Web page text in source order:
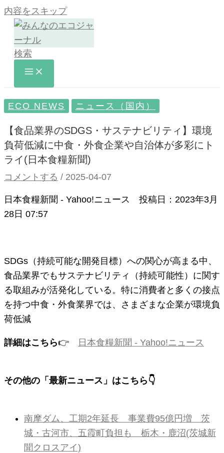
内容をスキップ
検索
ECO NEWS ニュース（国内）
【食品業界のSDGS・サステナビリティ】環境
負荷低減に中食・外食企業や自治体が多彩にト
ライ(日本食糧新聞)
コメントする / 2025-04-07
日本食糧新聞 - Yahoo!ニュース 投稿日： 2023年3月
28日 07:57
SDGs（持続可能な開発目標）への関心が高まる中、
食品業界でもサステナビリティ（持続可能性）に関す
る取組みが活発化している。特に消費者と多くの接点
を持つ中食・外食業界では、さまざまな企業が環境負
荷低減
詳細はこちら👉 日本食糧新聞 - Yahoo!ニュース
その他の「最新ニュース」はこちら👇
南摩ダム、工期2年延長 事業費95億円増 茨
城・古河市、五霞町負担も 栃木・鹿沼(茨城新
聞クロスアイ)